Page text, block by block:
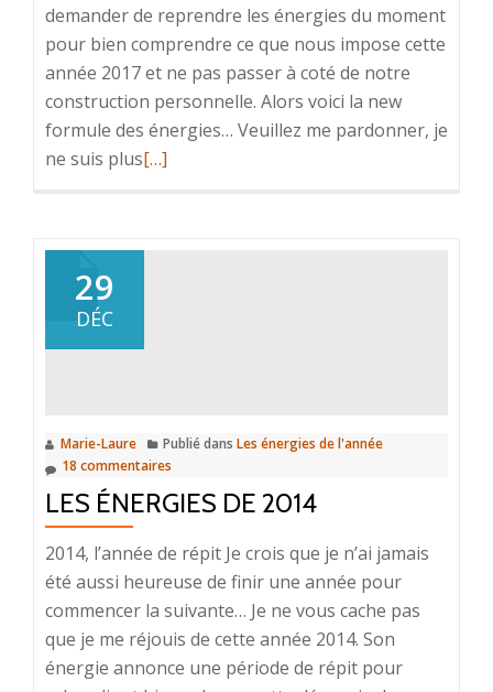
demander de reprendre les énergies du moment
pour bien comprendre ce que nous impose cette
année 2017 et ne pas passer à coté de notre
construction personnelle. Alors voici la new
formule des énergies… Veuillez me pardonner, je
ne suis plusEn
de
[…]
29
DÉC
Marie-Laure Publié dans Les énergies de l'année
18 commentaires
LES ÉNERGIES DE 2014
2014, l’année de répit Je crois que je n’ai jamais
été aussi heureuse de finir une année pour
commencer la suivante… Je ne vous cache pas
que je me réjouis de cette année 2014. Son
énergie annonce une période de répit pour